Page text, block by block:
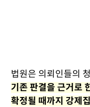
법원은 의뢰인들의
기존 판결을 근거로
확정될 때까지 강제